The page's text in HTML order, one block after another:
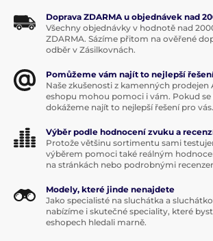
Doprava ZDARMA u objednávek nad
Všechny objednávky v hodnotě nad
ZDARMA. Sázíme přitom na ověřené
odběr v Zásilkovnách.
Pomůžeme vám najít to nejlepší
Naše zkušenosti z kamenných prodejen
eshopu mohou pomoci i vám. Pokud
dokážeme najít to nejlepší řešení pro vás.
Výběr podle hodnocení zvuku a
Protože většinu sortimentu sami
výběrem pomoci také reálným
na stránkách nebo podrobnými
Modely, které jinde nenajdete
Jako specialisté na sluchátka a
nabízíme i skutečné speciality, které
eshopech hledali marně.